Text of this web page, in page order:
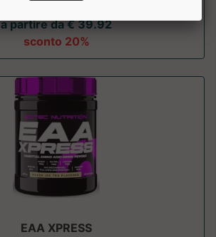
a partire da € 39.92
sconto 20%
EAA XPRESS